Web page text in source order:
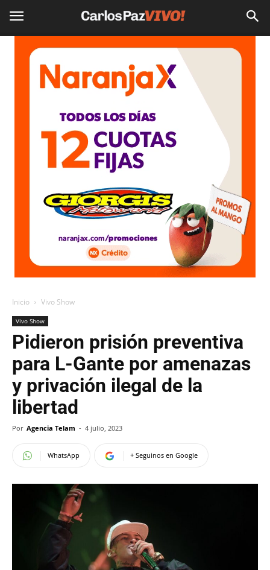
Inicio Vivo Show
Vivo Show
Pidieron prisión preventiva
para L-Gante por amenazas
y privación ilegal de la
libertad
Por Agencia Telam - 4 julio, 2023
WhatsApp + Seguinos en Google